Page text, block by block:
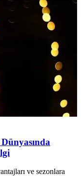
ve sezonlara